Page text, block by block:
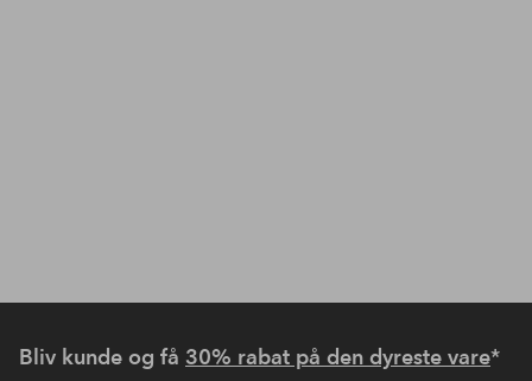
Bliv kunde og få 30% rabat på den dyreste vare*